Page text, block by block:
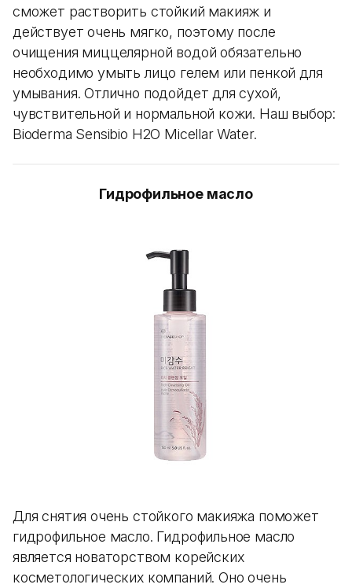
сможет растворить стойкий макияж и
действует очень мягко, поэтому после
очищения миццелярной водой обязательно
необходимо умыть лицо гелем или пенкой для
умывания. Отлично подойдет для сухой,
чувствительной и нормальной кожи. Наш выбор:
Bioderma Sensibio H2O Micellar Water.
Гидрофильное масло
Для снятия очень стойкого макияжа поможет
гидрофильное масло. Гидрофильное масло
является новаторством корейских
косметологических компаний. Оно очень